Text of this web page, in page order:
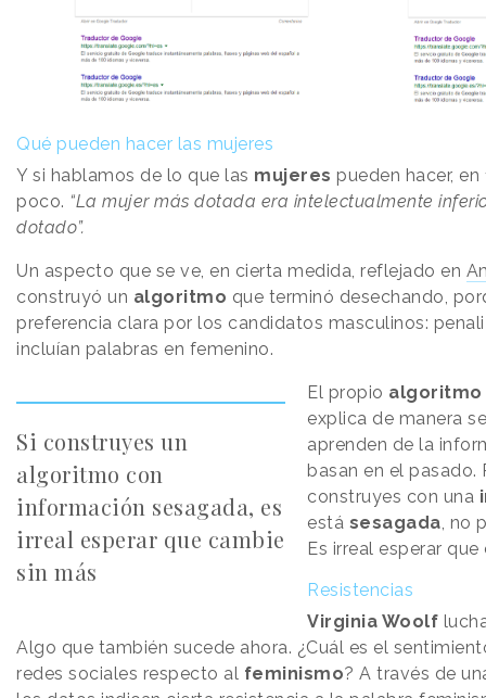
Qué pueden hacer las mujeres
Y si hablamos de lo que las mujeres pueden hacer,
poco. “La mujer más dotada era intelectualmente
dotado”.
Un aspecto que se ve, en cierta medida, reflejado en
construyó un algoritmo que terminó desechando,
preferencia clara por los candidatos masculinos:
incluían palabras en femenino.
Si construyes un
algoritmo con
información sesagada, es
irreal esperar que cambie
sin más
El propio algoritmo
explica de manera
aprenden de la
basan en el pasado.
construyes con una
está sesagada , no
Es irreal esperar
Resistencias
Virginia Woolf
Algo que también sucede ahora. ¿Cuál es el
redes sociales respecto al feminismo? A través de